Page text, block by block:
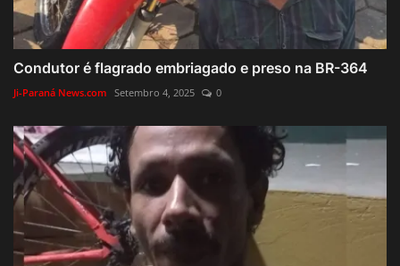
Condutor é flagrado embriagado e preso na BR-364
Ji-Paraná News.com Setembro 4, 2025 0